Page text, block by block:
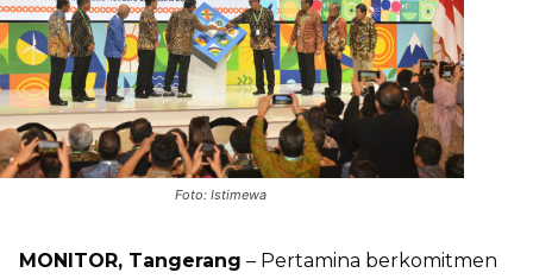
Foto: Istimewa
MONITOR, Tangerang – Pertamina berkomitmen